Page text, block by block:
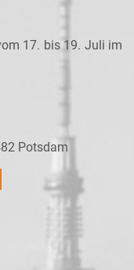
17. bis 19. Juli im
Potsdam